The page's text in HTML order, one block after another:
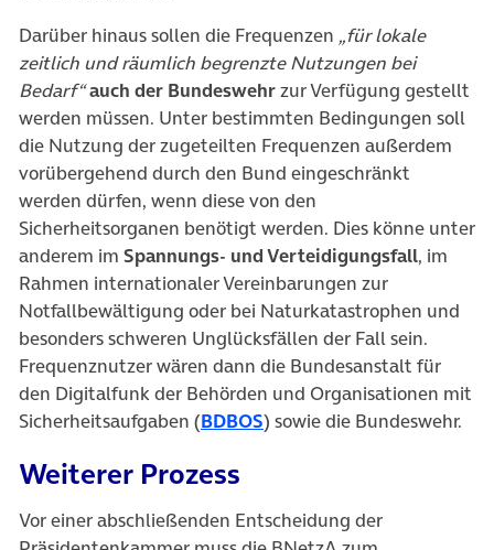
Darüber hinaus sollen die Frequenzen „für lokale
zeitlich und räumlich begrenzte Nutzungen bei
Bedarf“auch der Bundeswehrzur Verfügung gestellt
werden müssen. Unter bestimmten Bedingungen soll
die Nutzung der zugeteilten Frequenzen außerdem
vorübergehend durch den Bund eingeschränkt
werden dürfen, wenn diese von den
Sicherheitsorganen benötigt werden. Dies könne unter
anderem im Spannungs- und Verteidigungsfall, im
Rahmen internationaler Vereinbarungen zur
Notfallbewältigung oder bei Naturkatastrophen und
besonders schweren Unglücksfällen der Fall sein.
Frequenznutzer wären dann die Bundesanstalt für
den Digitalfunk der Behörden und Organisationen mit
Sicherheitsaufgaben (BDBOS(öffnet in neuem Tab)
) sowie die Bundeswehr.
Weiterer Prozess
Vor einer abschließenden Entscheidung der